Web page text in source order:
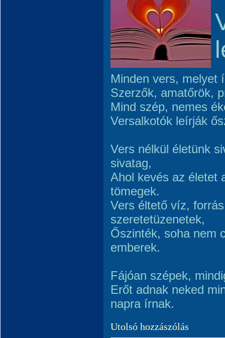
Minden vers, melyet
Szerzők, amatőrök,
Mind szép, nemes
Versalkotók leírják
Vers nélkül életünk
sivatag,
Ahol kevés az életet
tömegek.
Vers éltető víz,
szeretetüzenetek,
Őszinték, soha nem
emberek.
Fájóan szépek,
Erőt adnak neked
napra írnak.
Utolsó hozzászólás